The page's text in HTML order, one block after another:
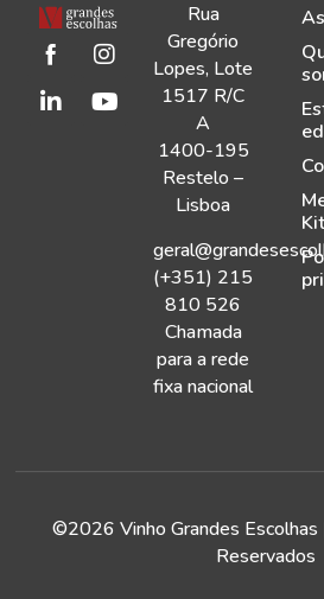
Rua
Gregório
Lopes, Lote
1517 R/C
A
1400-195
Restelo –
Lisboa
(+351) 215
810 526
Chamada
para a rede
fixa nacional
Kit
©2026 Vinho Grandes
Reservados